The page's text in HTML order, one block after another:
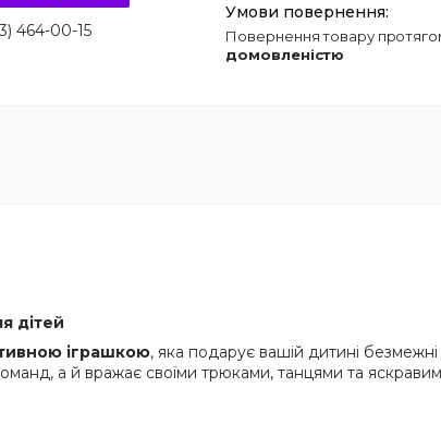
464-00-15 повернення товару
домовленістю
дітей
іграшкою, яка подарує вашій дитині
а й вражає своїми трюками, танцями та